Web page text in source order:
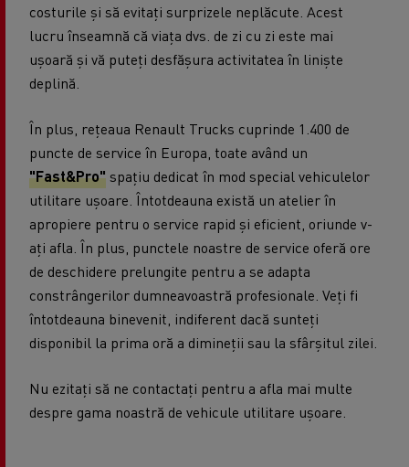
costurile și să evitați surprizele neplăcute. Acest
lucru înseamnă că viața dvs. de zi cu zi este mai
ușoară și vă puteți desfășura activitatea în liniște
deplină.
În plus, rețeaua Renault Trucks cuprinde 1.400 de
puncte de service în Europa, toate având un
"Fast&Pro"spațiu dedicat în mod special vehiculelor
utilitare ușoare. Întotdeauna există un atelier în
apropiere pentru o service rapid și eficient, oriunde v-
ați afla. În plus, punctele noastre de service oferă ore
de deschidere prelungite pentru a se adapta
constrângerilor dumneavoastră profesionale. Veți fi
întotdeauna binevenit, indiferent dacă sunteți
disponibil la prima oră a dimineții sau la sfârșitul zilei.
Nu ezitați să ne contactați pentru a afla mai multe
despre gama noastră de vehicule utilitare ușoare.